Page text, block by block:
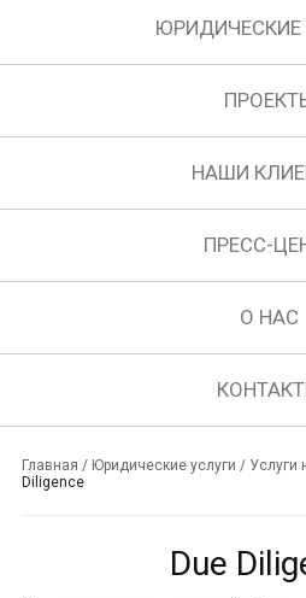
ЮРИДИЧЕСКИЕ
НАШИ
ПРЕСС-
О НАС
Главная / Юридические услуги / Услуги
Diligence
Due